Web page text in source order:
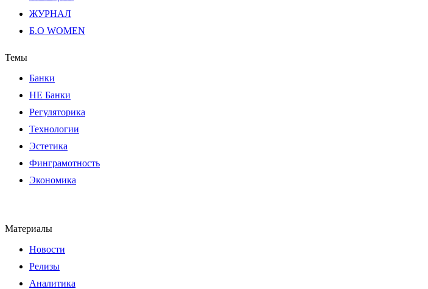
ЖУРНАЛ
Б.О WOMEN
Темы
Банки
НЕ Банки
Регуляторика
Технологии
Эстетика
Финграмотность
Экономика
Материалы
Новости
Релизы
Аналитика